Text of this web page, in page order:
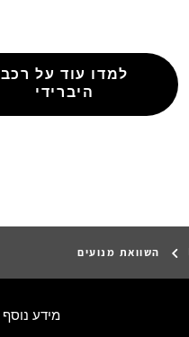
למדו עוד על רכב
היברידי
השוואת מנועים
מידע נוסף